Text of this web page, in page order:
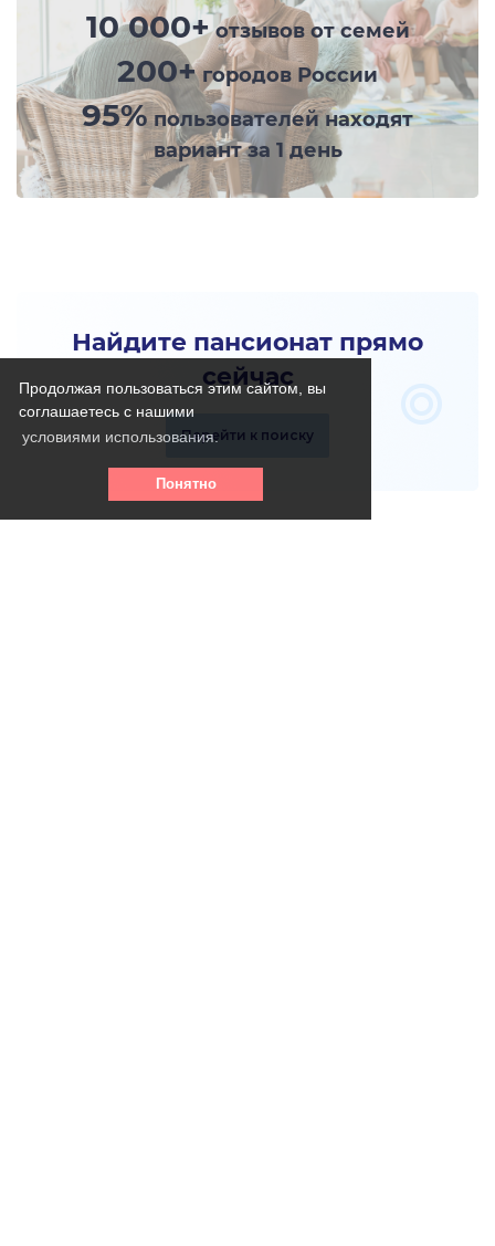
Продолжая пользоваться этим сайтом, вы
соглашаетесь с нашими
условиями использования.
Понятно
10 000+отзывов от семей
200+городов России
95%пользователей находят
вариант за 1 день
Найдите пансионат прямо
сейчас
Перейти к поиску